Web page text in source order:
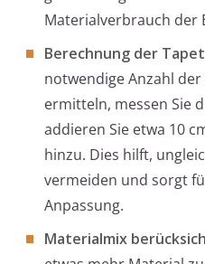
Materialverbrauch der
Berechnung der
notwendige Anzahl
ermitteln, messen Sie
addieren Sie etwa 10
hinzu. Dies hilft,
vermeiden und sorgt
Anpassung.
Materialmix